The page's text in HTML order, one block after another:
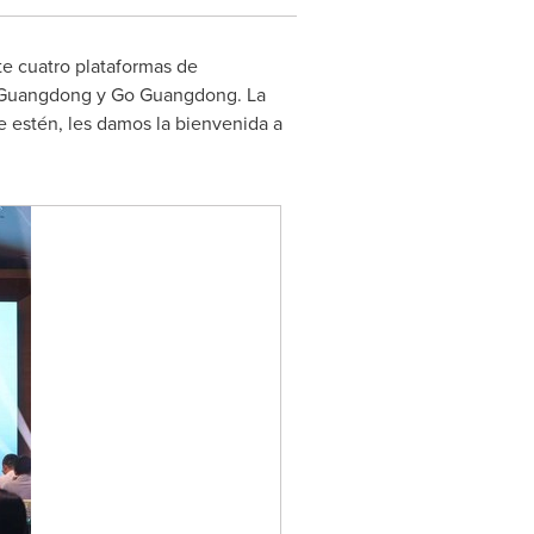
cuatro plataformas de
y Go Guangdong. La
les damos la bienvenida a